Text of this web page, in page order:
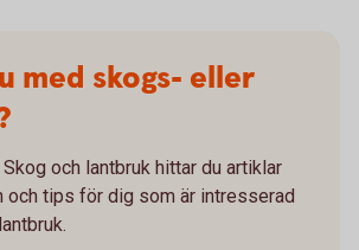
med skogs- eller
Skog och lantbruk hittar du artiklar
och tips för dig som är intresserad